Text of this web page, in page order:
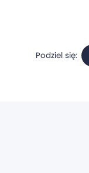
Podziel się: